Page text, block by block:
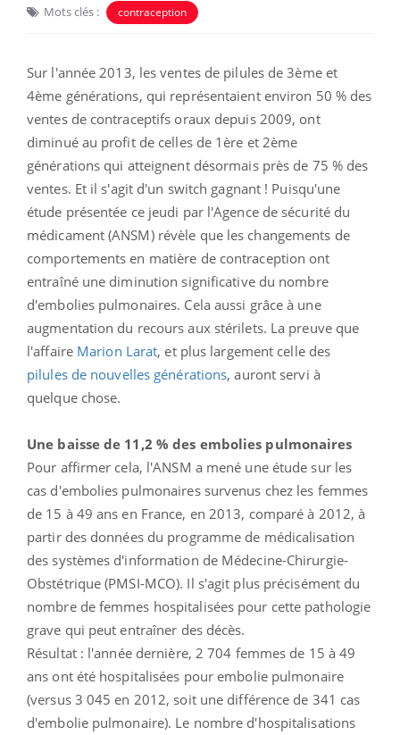
Mots clés : contraception
Sur l'année 2013, les ventes de pilules de 3ème et
4ème générations, qui représentaient environ 50 % des
ventes de contraceptifs oraux depuis 2009, ont
diminué au profit de celles de 1ère et 2ème
générations qui atteignent désormais près de 75 % des
ventes. Et il s'agit d'un switch gagnant ! Puisqu'une
étude présentée ce jeudi par l'Agence de sécurité du
médicament (ANSM) révèle que les changements de
comportements en matière de contraception ont
entraîné une diminution significative du nombre
d'embolies pulmonaires. Cela aussi grâce à une
augmentation du recours aux stérilets. La preuve que
l'affaire Marion Larat, et plus largement celle des
pilules de nouvelles générations, auront servi à
quelque chose.
Une baisse de 11,2 % des embolies pulmonaires
Pour affirmer cela, l'ANSM a mené une étude sur les
cas d'embolies pulmonaires survenus chez les femmes
de 15 à 49 ans en France, en 2013, comparé à 2012, à
partir des données du programme de médicalisation
des systèmes d'information de Médecine-Chirurgie-
Obstétrique (PMSI-MCO). Il s'agit plus précisément du
nombre de femmes hospitalisées pour cette pathologie
grave qui peut entraîner des décès.
Résultat : l'année dernière, 2 704 femmes de 15 à 49
ans ont été hospitalisées pour embolie pulmonaire
(versus 3 045 en 2012, soit une différence de 341 cas
d'embolie pulmonaire). Le nombre d'hospitalisations